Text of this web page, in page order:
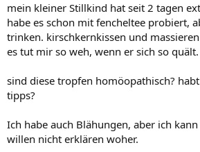
mein kleiner Stillkind hat seit 2 tagen
habe es schon mit fencheltee probiert,
trinken. kirschkernkissen und
es tut mir so weh, wenn er sich so quält.
sind diese tropfen homöopathisch?
tipps?
Ich habe auch Blähungen, aber ich
willen nicht erklären woher.